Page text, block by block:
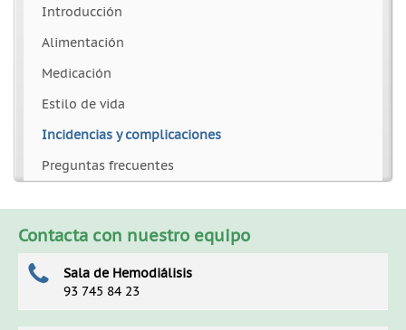
Introducción
Alimentación
Medicación
Estilo de vida
Incidencias y complicaciones
Preguntas frecuentes
Contacta con nuestro equipo
Sala de Hemodiálisis
93 745 84 23